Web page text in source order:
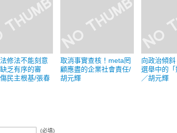
修法不能刻意
乏有序的審
民主根基/張春
取消事實查核！meta罔
顧應盡的企業社會責任/
胡元輝
向政治傾
選舉中的「
／胡元輝
(必填)